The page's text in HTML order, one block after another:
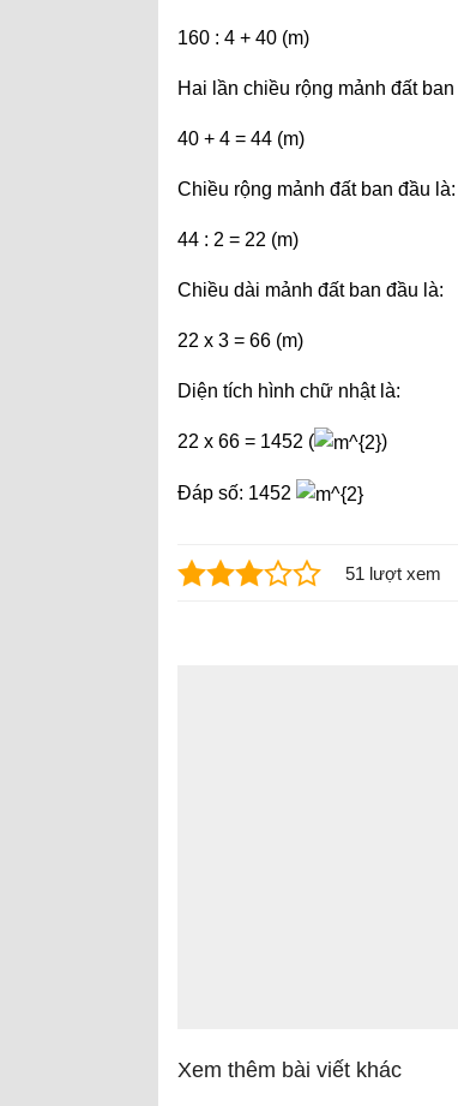
160 : 4 + 40 (m)
Hai lần chiều rộng mảnh đất ban
40 + 4 = 44 (m)
Chiều rộng mảnh đất ban đầu là:
44 : 2 = 22 (m)
Chiều dài mảnh đất ban đầu là:
22 x 3 = 66 (m)
Diện tích hình chữ nhật là:
22 x 66 = 1452 ( )
Đáp số: 1452
51 lượt xem
Xem thêm bài viết khác